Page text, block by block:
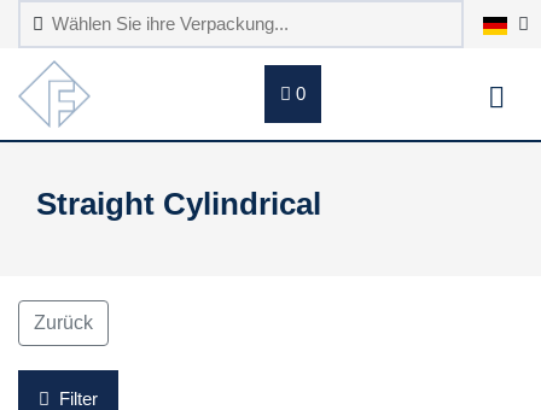
0
Straight Cylindrical
Zurück
Filter